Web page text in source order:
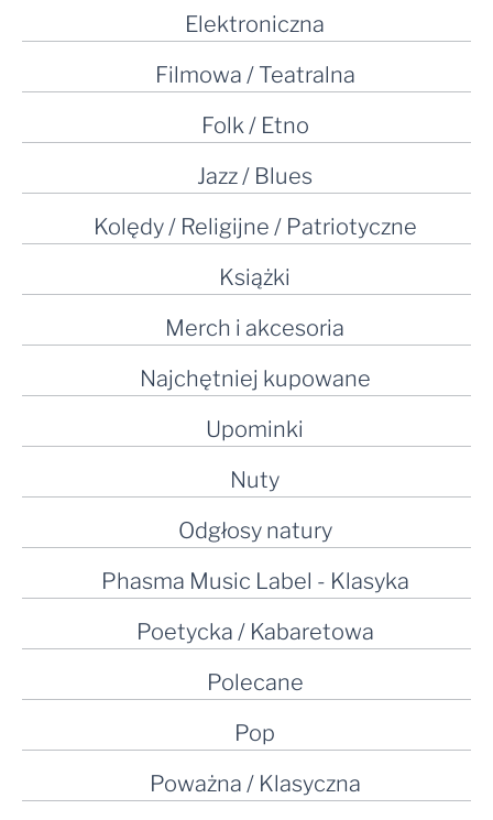
Elektroniczna
Filmowa / Teatralna
Folk / Etno
Jazz / Blues
Kolędy / Religijne / Patriotyczne
Książki
Merch i akcesoria
Najchętniej kupowane
Upominki
Nuty
Odgłosy natury
Phasma Music Label - Klasyka
Poetycka / Kabaretowa
Polecane
Pop
Poważna / Klasyczna